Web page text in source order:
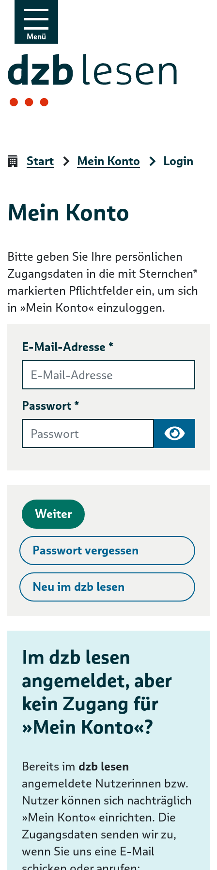
Zur Navigation
Zum Inhalt
Menü
Start Mein Konto Login
Mein Konto
Bitte geben Sie Ihre persönlichen
Zugangsdaten in die mit Sternchen*
markierten Pflichtfelder ein, um sich
in »Mein Konto« einzuloggen.
E-Mail-Adresse *
Passwort *
Weiter
Passwort vergessen
Neu im dzb lesen
Im dzb lesen
angemeldet, aber
kein Zugang für
»Mein Konto«?
Bereits im dzb lesen
angemeldete Nutzerinnen bzw.
Nutzer können sich nachträglich
»Mein Konto« einrichten. Die
Zugangsdaten senden wir zu,
wenn Sie uns eine E-Mail